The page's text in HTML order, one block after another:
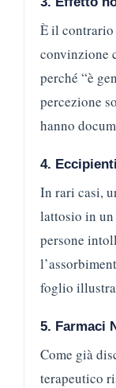
È il
convinzione
perché “è
percezione
hanno
4.
In rari casi,
lattosio in
persone
foglio
5. Farmaci
Come già
terapeutico